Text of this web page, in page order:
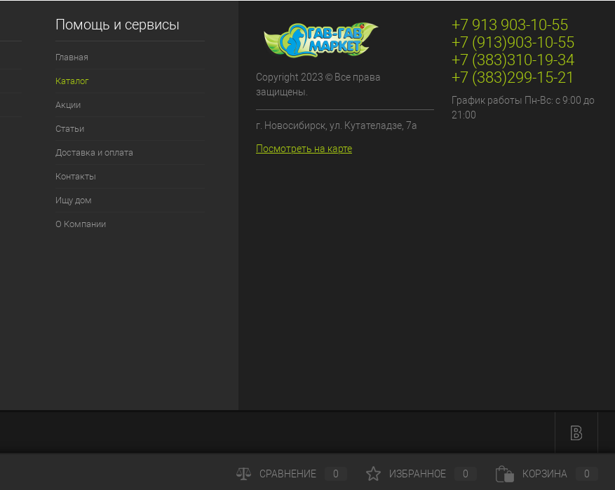
Помощь и сервисы
Главная
Каталог
Акции
Статьи
Доставка и оплата
Контакты
Ищу дом
О Компании
Copyright 2023 © Все права
защищены.
г. Новосибирск, ул. Кутателадзе, 7а
Посмотреть на карте
+7 913 903-10-55
+7 (913)903-10-55
+7 (383)310-19-34
+7 (383)299-15-21
График работы Пн-Вс: с 9:00 до
21:00
СРАВНЕНИЕ 0 ИЗБРАННОЕ 0 КОРЗИНА 0